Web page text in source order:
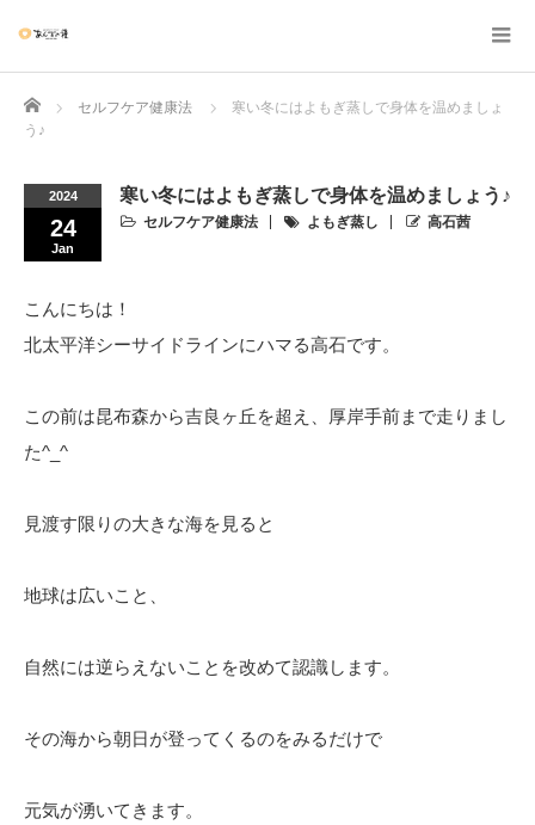
Home セルフケア健康法
寒い冬にはよもぎ蒸しで身体を温めましょ
う♪
2024
24
Jan
寒い冬にはよもぎ蒸しで身体を温めましょう♪
セルフケア健康法 よもぎ蒸し 高石茜
こんにちは！
北太平洋シーサイドラインにハマる高石です。
この前は昆布森から吉良ヶ丘を超え、厚岸手前まで走りまし
た^_^
見渡す限りの大きな海を見ると
地球は広いこと、
自然には逆らえないことを改めて認識します。
その海から朝日が登ってくるのをみるだけで
元気が湧いてきます。